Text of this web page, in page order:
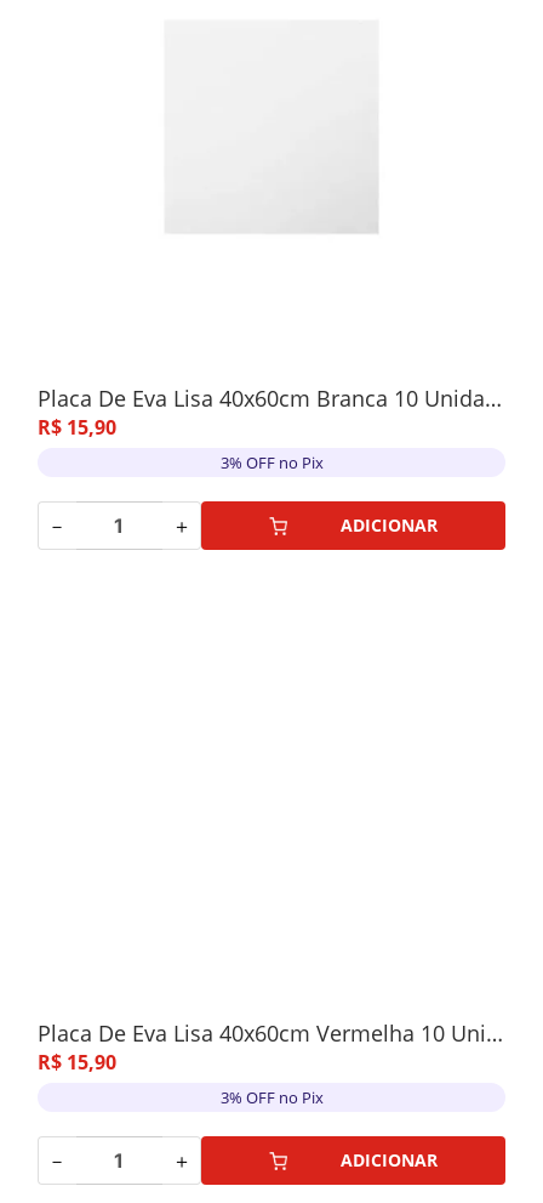
Placa De Eva Lisa 40x60cm Branca 10 Unidades
R$ 15,90
3% OFF no Pix
－ ＋ ADICIONAR
Placa De Eva Lisa 40x60cm Vermelha 10 Unidades
R$ 15,90
3% OFF no Pix
－ ＋ ADICIONAR